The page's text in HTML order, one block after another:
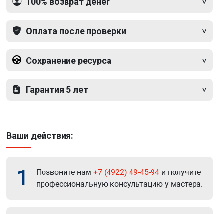
Оплата после проверки
Сохранение ресурса
Гарантия 5 лет
Ваши действия:
1 Позвоните нам +7 (4922) 49-45-94 и получите
профессиональную консультацию у мастера.